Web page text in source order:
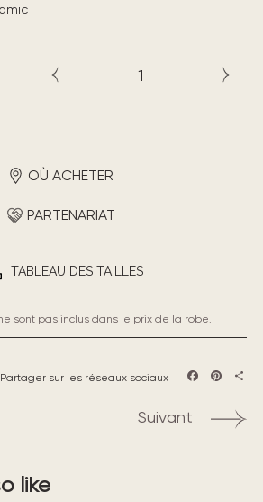
OÙ ACHETER
PARTENARIAT
TABLEAU DES TAILLES
sont pas inclus dans le prix de la robe.
Partager sur les réseaux sociaux
Suivant
like